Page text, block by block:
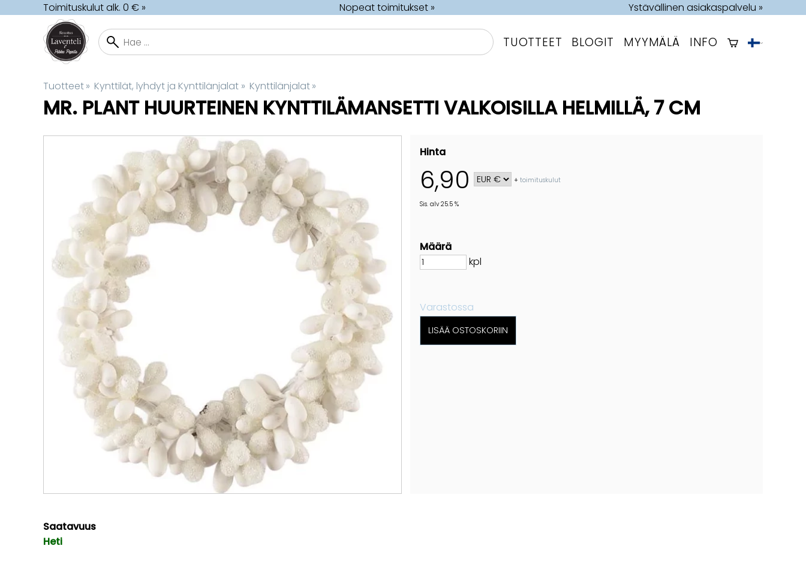
Toimituskulut alk. 0 € » Nopeat toimitukset » Ystävällinen asiakaspalvelu »
TUOTTEET BLOGIT MYYMÄLÄ INFO
Tuotteet‪» Kynttilät, lyhdyt ja Kynttilänjalat ‪» Kynttilänjalat‪»
MR. PLANT HUURTEINEN KYNTTILÄMANSETTI VALKOISILLA HELMILLÄ, 7 CM
Hinta
6,90 +toimituskulut
Sis. alv 25.5 %
Määrä
kpl
Varastossa
Saatavuus
Heti